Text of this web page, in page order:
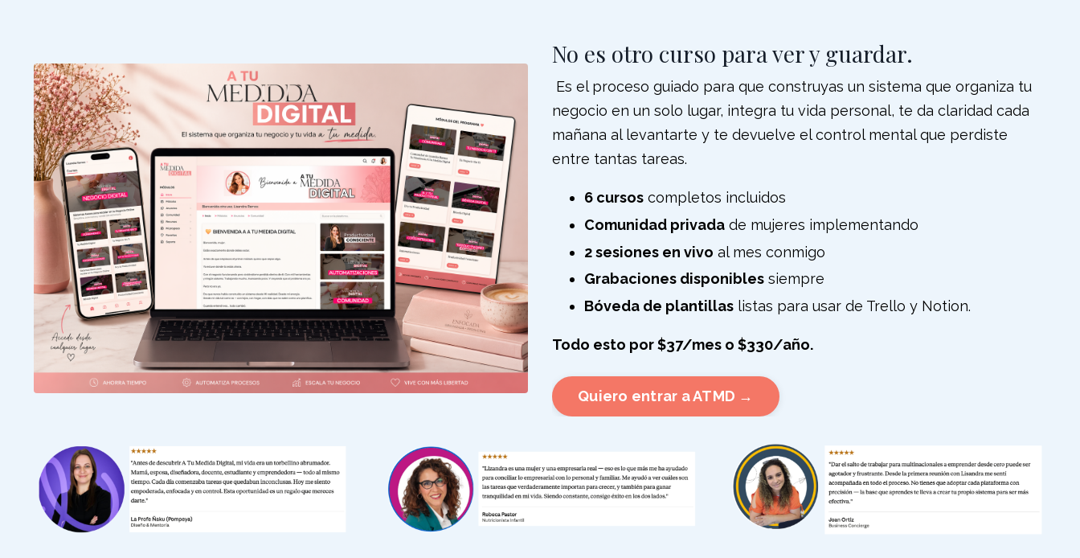
No es otro curso para ver y guardar.
Es el proceso guiado para que construyas un sistema que organiza tu
negocio en un solo lugar, integra tu vida personal, te da claridad cada
mañana al levantarte y te devuelve el control mental que perdiste
entre tantas tareas.
6 cursos completos incluidos
Comunidad privada de mujeres implementando
2 sesiones en vivo al mes conmigo
Grabaciones disponibles siempre
Bóveda de plantillas listas para usar de Trello y Notion.
Todo esto por $37/mes o $330/año.
Quiero entrar a ATMD →